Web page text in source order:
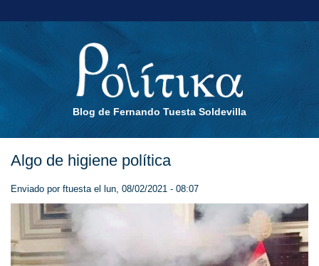
Blog de Fernando Tuesta Soldevilla
Algo de higiene política
Enviado por ftuestael lun, 08/02/2021 - 08:07